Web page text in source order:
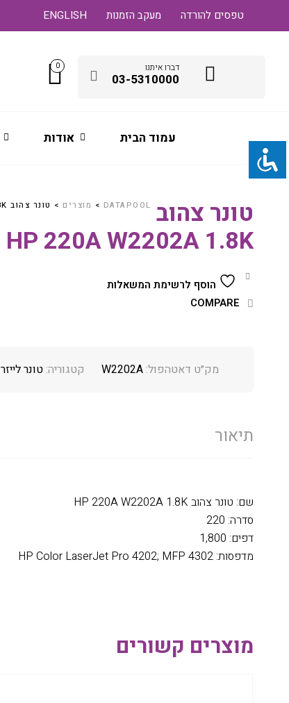
ENGLISH מעקב הזמנות טפסים להורדה
דברו איתנו
03-5310000
0
עמוד הבית אודות
DATAPOOL
> מוצרים > טונר צהוב HP 220A W2202A 1.8K
טונר צהוב
HP 220A W2202A 1.8K
הוסף לרשימת המשאלות
COMPARE
מק״ט דאטהפול: W2202A קטגוריה: טונר לייזר HP
תיאור
שם: טונר צהוב HP 220A W2202A 1.8K
סדרה: 220
דפים: 1,800
מדפסות: HP Color LaserJet Pro 4202; MFP 4302
מוצרים קשורים